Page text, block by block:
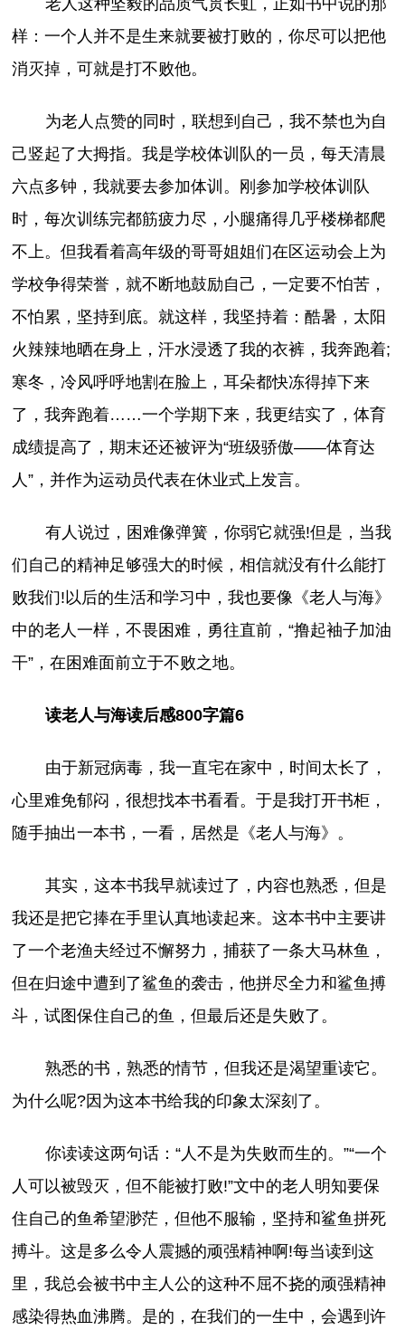
样：一个人并不是生来就要被打败的，你尽可以把他
消灭掉，可就是打不败他。
为老人点赞的同时，联想到自己，我不禁也为自
己竖起了大拇指。我是学校体训队的一员，每天清晨
六点多钟，我就要去参加体训。刚参加学校体训队
时，每次训练完都筋疲力尽，小腿痛得几乎楼梯都爬
不上。但我看着高年级的哥哥姐姐们在区运动会上为
学校争得荣誉，就不断地鼓励自己，一定要不怕苦，
不怕累，坚持到底。就这样，我坚持着：酷暑，太阳
火辣辣地晒在身上，汗水浸透了我的衣裤，我奔跑着;
寒冬，冷风呼呼地割在脸上，耳朵都快冻得掉下来
了，我奔跑着……一个学期下来，我更结实了，体育
成绩提高了，期末还还被评为“班级骄傲——体育达
人”，并作为运动员代表在休业式上发言。
有人说过，困难像弹簧，你弱它就强!但是，当我
们自己的精神足够强大的时候，相信就没有什么能打
败我们!以后的生活和学习中，我也要像《老人与海》
中的老人一样，不畏困难，勇往直前，“撸起袖子加油
干”，在困难面前立于不败之地。
读老人与海读后感800字篇6
由于新冠病毒，我一直宅在家中，时间太长了，
心里难免郁闷，很想找本书看看。于是我打开书柜，
随手抽出一本书，一看，居然是《老人与海》。
其实，这本书我早就读过了，内容也熟悉，但是
我还是把它捧在手里认真地读起来。这本书中主要讲
了一个老渔夫经过不懈努力，捕获了一条大马林鱼，
但在归途中遭到了鲨鱼的袭击，他拼尽全力和鲨鱼搏
斗，试图保住自己的鱼，但最后还是失败了。
熟悉的书，熟悉的情节，但我还是渴望重读它。
为什么呢?因为这本书给我的印象太深刻了。
你读读这两句话：“人不是为失败而生的。”“一个
人可以被毁灭，但不能被打败!”文中的老人明知要保
住自己的鱼希望渺茫，但他不服输，坚持和鲨鱼拼死
搏斗。这是多么令人震撼的顽强精神啊!每当读到这
里，我总会被书中主人公的这种不屈不挠的顽强精神
感染得热血沸腾。是的，在我们的一生中，会遇到许